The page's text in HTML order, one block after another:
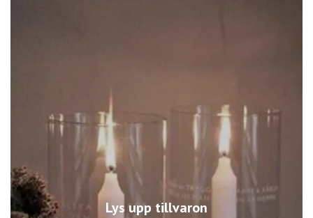
Lys upp tillvaron